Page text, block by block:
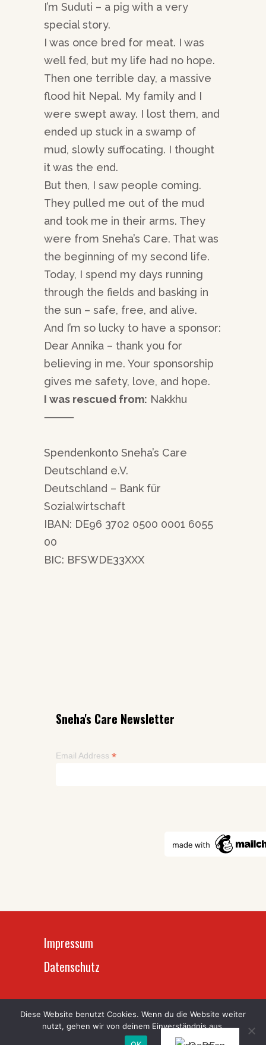
I’m Suduti – a pig with a very
special story.
I was once bred for meat. I was
well fed, but my life had no hope.
Then one terrible day, a massive
flood hit Nepal. My family and I
were swept away. I lost them, and
ended up stuck in a swamp of
mud, slowly suffocating. I thought
it was the end.
But then, I saw people coming.
They pulled me out of the mud
and took me in their arms. They
were from Sneha’s Care. That was
the beginning of my second life.
Today, I spend my days running
through the fields and basking in
the sun – safe, free, and alive.
And I’m so lucky to have a sponsor:
Dear Annika – thank you for
believing in me. Your sponsorship
gives me safety, love, and hope.
I was rescued from: Nakkhu
⸻
Spendenkonto Sneha’s Care
Deutschland e.V.
Deutschland – Bank für
Sozialwirtschaft
IBAN: DE96 3702 0500 0001 6055
00
BIC: BFSWDE33XXX
Sneha's Care Newsletter
Email Address *
Impressum
Datenschutz
© Copyright 2019-2026,Sneha‘s Care
Deutschland e.V.
Diese Website benutzt Cookies. Wenn du die Website weiter
nutzt, gehen wir von deinem Einverständnis aus.